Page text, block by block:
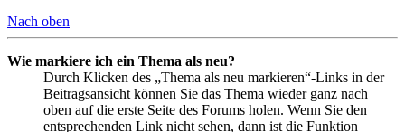
Nach oben
Wie markiere ich ein Thema als neu?
Durch Klicken des „Thema als neu markieren“-Links in der
Beitragsansicht können Sie das Thema wieder ganz nach
oben auf die erste Seite des Forums holen. Wenn Sie den
entsprechenden Link nicht sehen, dann ist die Funktion